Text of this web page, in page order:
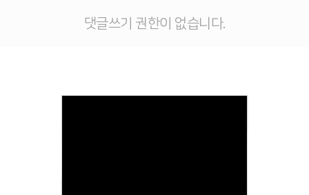
# 첨부 13.2_hi3Ud018svc1d31be7rjz83q_jg8jr8.jpg
댓글쓰기 권한이 없습니다.